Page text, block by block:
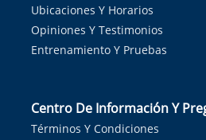
Ubicaciones Y Horarios
Opiniones Y Testimonios
Entrenamiento Y Pruebas
Centro De Información Y
Términos Y Condiciones